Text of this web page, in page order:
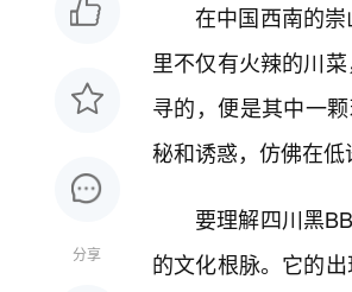
分享
在中国西南的
里不仅有火辣的川
寻的，便是其中一
秘和诱惑，仿佛在
要理解四川黑
的文化根脉。它的